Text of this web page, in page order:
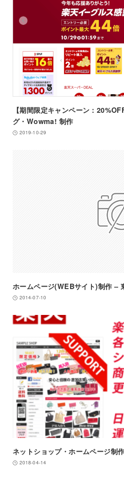
【期間限定キャンペーン：
グ・Wowma! 制作
2019-10-29
ホームページ(WEBサイト)制作 –
2014-07-10
ネットショップ・ホームページ制
2018-04-14